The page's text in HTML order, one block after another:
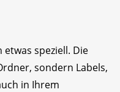
speziell. Die
sondern Labels,
in Ihrem